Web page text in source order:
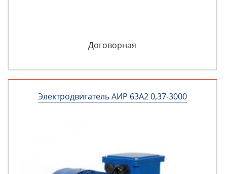
Договорная
Электродвигатель АИР 63А2 0,37-3000